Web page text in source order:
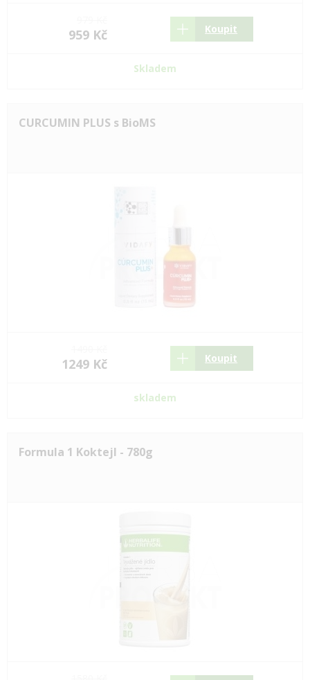
959 Kč Koupit
Skladem
CURCUMIN PLUS s BioMS
1249 Kč Koupit
skladem
Formula 1 Koktejl - 780g